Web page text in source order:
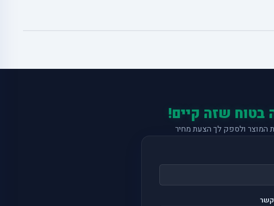
בטוח שזה קיים!
המוצר ולספק לך הצעת מחיר
קשר